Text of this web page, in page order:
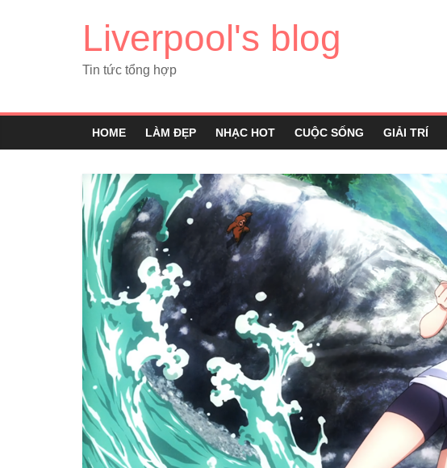
Liverpool's blog
Tin tức tổng hợp
HOME LÀM ĐẸP NHẠC HOT CUỘC SỐNG GIẢI TRÍ